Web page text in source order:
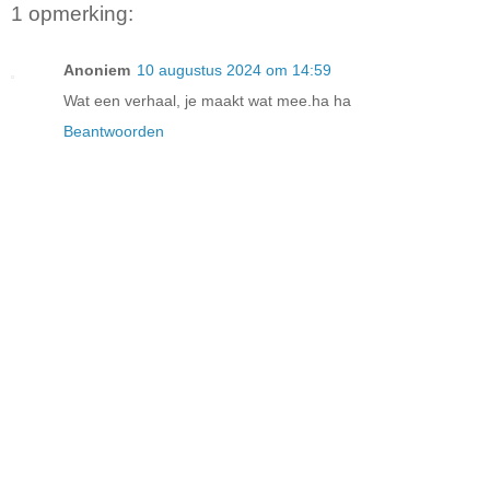
1 opmerking:
Anoniem 10 augustus 2024 om 14:59
Wat een verhaal, je maakt wat mee.ha ha
Beantwoorden